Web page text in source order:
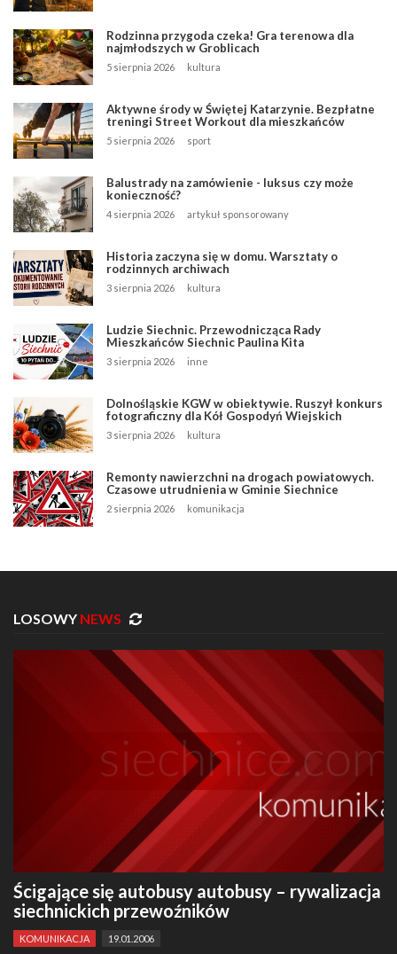
Rodzinna przygoda czeka! Gra terenowa dla
najmłodszych w Groblicach
5 sierpnia 2026 kultura
Aktywne środy w Świętej Katarzynie. Bezpłatne
treningi Street Workout dla mieszkańców
5 sierpnia 2026 sport
Balustrady na zamówienie - luksus czy może
konieczność?
4 sierpnia 2026 artykuł sponsorowany
Historia zaczyna się w domu. Warsztaty o
rodzinnych archiwach
3 sierpnia 2026 kultura
Ludzie Siechnic. Przewodnicząca Rady
Mieszkańców Siechnic Paulina Kita
3 sierpnia 2026 inne
Dolnośląskie KGW w obiektywie. Ruszył konkurs
fotograficzny dla Kół Gospodyń Wiejskich
3 sierpnia 2026 kultura
Remonty nawierzchni na drogach powiatowych.
Czasowe utrudnienia w Gminie Siechnice
2 sierpnia 2026 komunikacja
LOSOWY NEWS
Ścigające się autobusy autobusy – rywalizacja
siechnickich przewoźników
KOMUNIKACJA 19.01.2006